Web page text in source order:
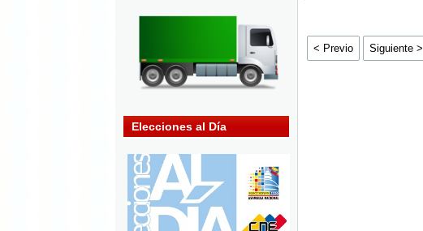
Elecciones al Día
< Previo Siguiente >